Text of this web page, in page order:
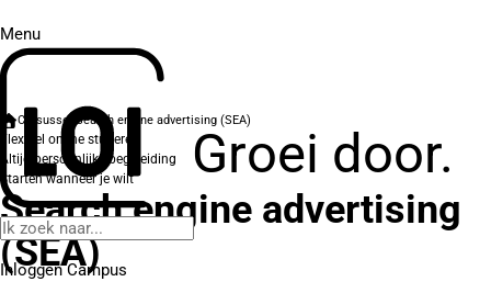
Menu
Groei door.
Inloggen Campus
Cursussen Search engine advertising (SEA)
Flexibel online studeren
Altijd persoonlijke begeleiding
Starten wanneer je wilt
Search engine advertising
(SEA)